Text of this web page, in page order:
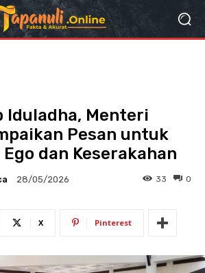
Iduladha, Menteri
Pesan untuk
Ego dan Keserakahan
28/05/2026 0
33
X Pinterest